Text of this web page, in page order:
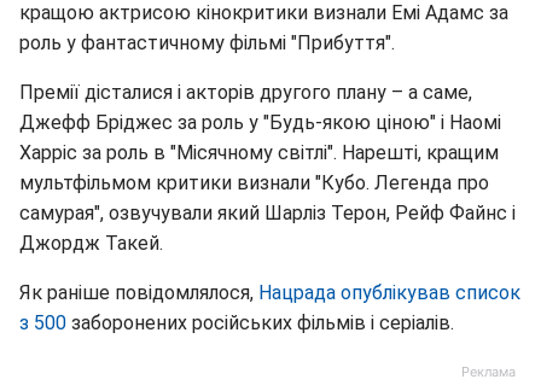
кращою актрисою кінокритики визнали Емі Адамс за
роль у фантастичному фільмі "Прибуття".
Премії дісталися і акторів другого плану – а саме,
Джефф Бріджес за роль у "Будь-якою ціною" і Наомі
Харріс за роль в "Місячному світлі". Нарешті, кращим
мультфільмом критики визнали "Кубо. Легенда про
самурая", озвучували який Шарліз Терон, Рейф Файнс і
Джордж Такей.
Як раніше повідомлялося, Нацрада опублікував список
з 500 заборонених російських фільмів і серіалів.